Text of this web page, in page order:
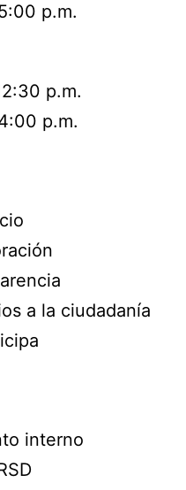
p.m.
p.m.
p.m.
a la ciudadanía
interno